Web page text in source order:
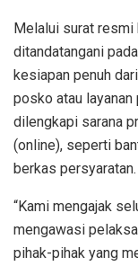
​Melalui surat
ditandatangani
kesiapan penuh
posko atau
dilengkapi sarana
(online), seperti
berkas persyaratan.
​“Kami mengajak
mengawasi
pihak-pihak yang